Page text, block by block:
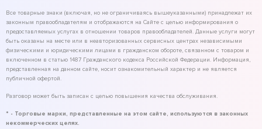
Все товарные знаки (включая, но не ограничиваясь вышеуказанными) принадлежат их
законным правообладателям и отображаются на Сайте с целью информирования о
предоставляемых услугах в отношении товаров правообладателей. Данные услуги могут
быть оказаны на месте или в неавторизованных сервисных центрах независимыми
физическими и юридическими лицами в гражданском обороте, связанном с товаром и
включенном в статью 1487 Гражданского кодекса Российской Федерации. Информация,
представленная на данном сайте, носит ознакомительный характер и не является
публичной офертой.
Разговор может быть записан с целью повышения качества обслуживания.
* - Торговые марки, представленные на этом сайте, используются в законных
некоммерческих целях.